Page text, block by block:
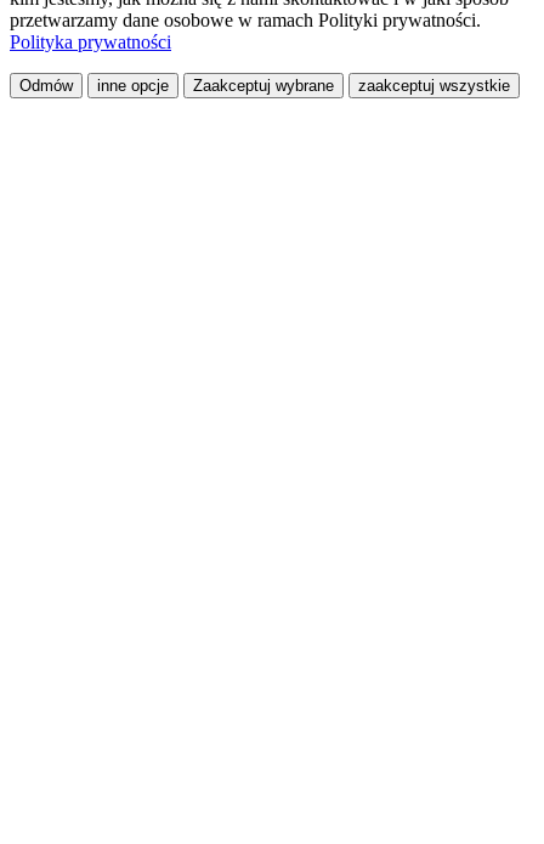
przetwarzamy dane osobowe w ramach Polityki prywatności.
Polityka prywatności
Odmów inne opcje Zaakceptuj wybrane zaakceptuj wszystkie